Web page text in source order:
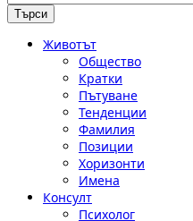
Животът
Общество
Кратки
Пътуване
Тенденции
Фамилия
Позиции
Хоризонти
Имена
Консулт
Психолог